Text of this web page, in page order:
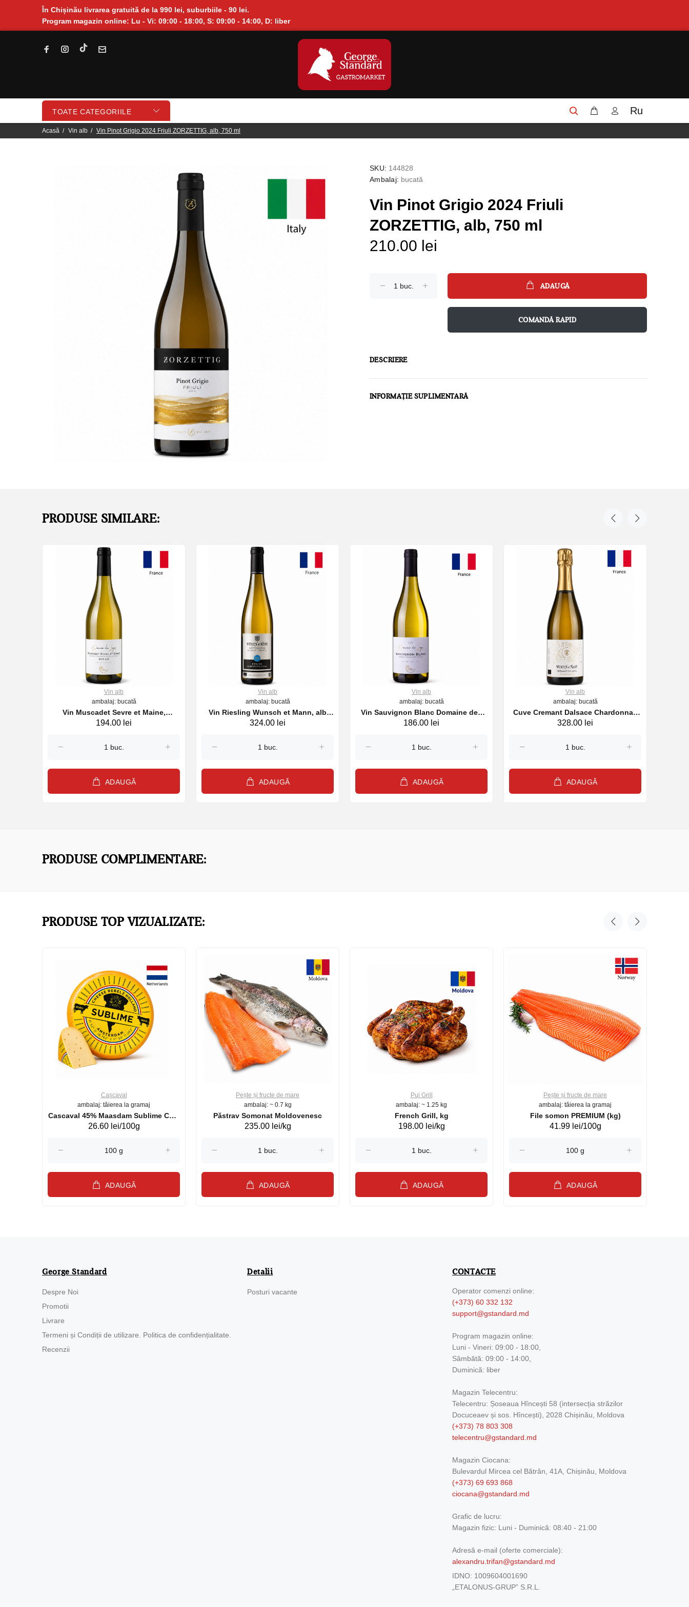
În Chișinău livrarea gratuită de la 990 lei, suburbiile - 90 lei.
Program magazin online: Lu - Vi: 09:00 - 18:00, S: 09:00 - 14:00, D: liber
TOATE CATEGORIILE Ru
Acasă Vin alb Vin Pinot Grigio 2024 Friuli ZORZETTIG, alb, 750 ml
SKU: 144828
Ambalaj: bucată
Vin Pinot Grigio 2024 Friuli
ZORZETTIG, alb, 750 ml
210.00 lei
ADAUGĂ
COMANDĂ RAPID
DESCRIERE
INFORMAȚIE SUPLIMENTARĂ
PRODUSE SIMILARE:
Vin alb
ambalaj: bucată
Vin Muscadet Sevre et Maine,
Domaine des Loges, alb sec, 750ml,
194.00 lei
ADAUGĂ
Vin alb
ambalaj: bucată
Vin Riesling Wunsch et Mann, alb
sec, 750 ml, 2023
324.00 lei
ADAUGĂ
Vin alb
ambalaj: bucată
Vin Sauvignon Blanc Domaine des
Loges, alb sec, 750ml, 2024
186.00 lei
ADAUGĂ
Vin alb
ambalaj: bucată
Cuve Cremant Dalsace Chardonnay
Wunsch et Mann alb, 750 ml
328.00 lei
ADAUGĂ
PRODUSE COMPLIMENTARE:
PRODUSE TOP VIZUALIZATE:
Cașcaval
ambalaj: tăierea la gramaj
Cascaval 45% Maasdam Sublime Cow
(075002)
26.60 lei/100g
ADAUGĂ
Pește și fructe de mare
ambalaj: ~ 0.7 kg
Păstrav Somonat Moldovenesc
235.00 lei/kg
ADAUGĂ
Pui Grill
ambalaj: ~ 1.25 kg
French Grill, kg
198.00 lei/kg
ADAUGĂ
Pește și fructe de mare
ambalaj: tăierea la gramaj
File somon PREMIUM (kg)
41.99 lei/100g
ADAUGĂ
George Standard
Despre Noi
Promotii
Livrare
Termeni și Condiții de utilizare. Politica de confidențialitate.
Recenzii
Detalii
Posturi vacante
CONTACTE
Operator comenzi online:
(+373) 60 332 132
support@gstandard.md
Program magazin online:
Luni - Vineri: 09:00 - 18:00,
Sâmbătă: 09:00 - 14:00,
Duminică: liber
Magazin Telecentru:
Telecentru: Șoseaua Hîncești 58 (intersecția străzilor
Docuceaev și sos. Hîncești), 2028 Chișinău, Moldova
(+373) 78 803 308
telecentru@gstandard.md
Magazin Ciocana:
Bulevardul Mircea cel Bătrân, 41A, Chișinău, Moldova
(+373) 69 693 868
ciocana@gstandard.md
Grafic de lucru:
Magazin fizic: Luni - Duminică: 08:40 - 21:00
Adresă e-mail (oferte comerciale):
alexandru.trifan@gstandard.md
IDNO: 1009604001690
„ETALONUS-GRUP” S.R.L.